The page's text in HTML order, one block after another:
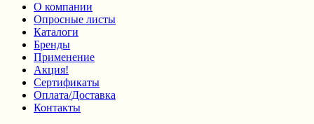
О компании
Опросные листы
Каталоги
Бренды
Применение
Акция!
Сертификаты
Оплата/Доставка
Контакты